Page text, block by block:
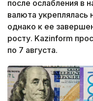
после ослабления в
валюта укреплялась
однако к ее
росту. Kazinform
по 7 августа.